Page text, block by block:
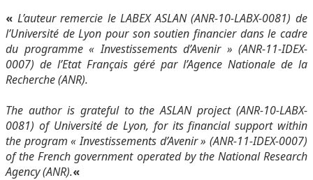
« L’auteur remercie le LABEX ASLAN (ANR-10-LABX-0081) de
l’Université de Lyon pour son soutien financier dans le cadre
du programme « Investissements d’Avenir » (ANR-11-IDEX-
0007) de l’Etat Français géré par l’Agence Nationale de la
Recherche (ANR).
The author is grateful to the ASLAN project (ANR-10-LABX-
0081) of Université de Lyon, for its financial support within
the program « Investissements d’Avenir » (ANR-11-IDEX-0007)
of the French government operated by the National Research
Agency (ANR).«